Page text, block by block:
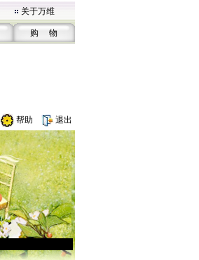
关于万维
购 物
帮助 退出